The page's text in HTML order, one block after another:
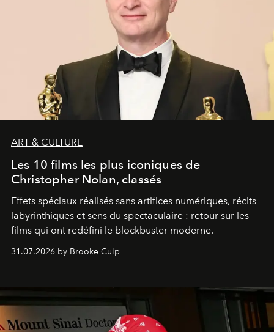
ART & CULTURE
Les 10 films les plus iconiques de
Christopher Nolan, classés
Effets spéciaux réalisés sans artifices numériques, récits
labyrinthiques et sens du spectaculaire : retour sur les
films qui ont redéfini le blockbuster moderne.
31.07.2026 by Brooke Culp